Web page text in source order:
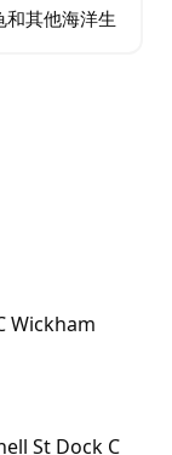
和其他海洋生
Wickham